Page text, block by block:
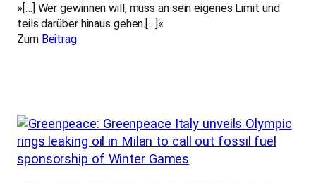
»[…] Wer gewinnen will, muss an sein eigenes Limit und
teils darüber hinaus gehen.[…]«
Zum Beitrag